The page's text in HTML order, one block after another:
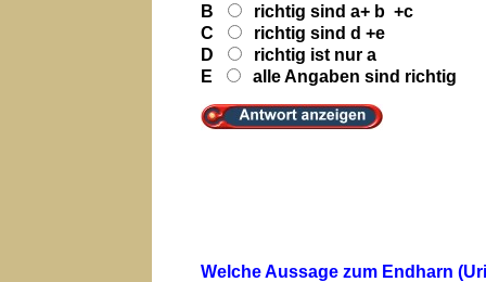
B
richtig sind a+ b +c
C
richtig sind d +e
D
richtig ist nur a
E
alle Angaben sind richtig
Welche Aussage zum Endharn